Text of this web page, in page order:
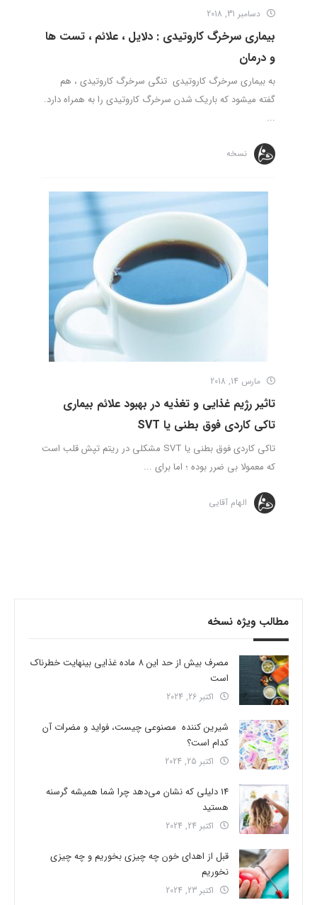
دسامبر 31, 2018
بیماری سرخرگ کاروتیدی : دلایل ، علائم ، تست ها
و درمان
به بیماری سرخرگ کاروتیدی تنگی سرخرگ کاروتیدی ، هم
گفته میشود که باریک شدن سرخرگ کاروتیدی را به همراه دارد.
...
نسخه
مارس 14, 2018
تاثیر رژیم غذایی و تغذیه در بهبود علائم بیماری
تاکی کاردی فوق بطنی یا SVT
تاکی کاردی فوق بطنی یا SVT مشکلی در ریتم تپش قلب است
که معمولا بی ضرر بوده ؛ اما برای ...
الهام آقایی
مطالب ویژه نسخه
مصرف بیش از حد این 8 ماده غذایی بینهایت خطرناک
است
اکتبر 26, 2024
شیرین کننده مصنوعی چیست، فواید و مضرات آن
کدام است؟
اکتبر 25, 2024
14 دلیلی که نشان می‌دهد چرا شما همیشه گرسنه
هستید
اکتبر 24, 2024
قبل از اهدای خون چه چیزی بخوریم و چه چیزی
نخوریم
اکتبر 23, 2024